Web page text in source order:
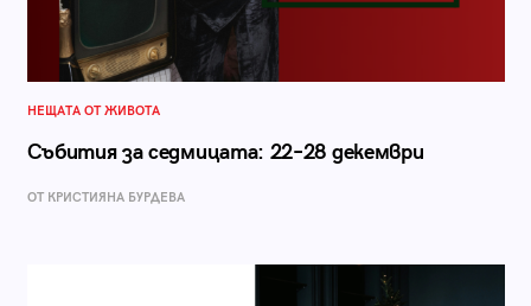
НЕЩАТА ОТ ЖИВОТА
Събития за седмицата: 22–28 декември
ОТ КРИСТИЯНА БУРДЕВА